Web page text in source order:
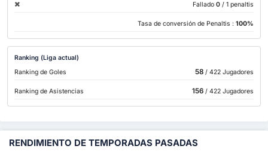
Fallado 0 / 1 penaltis
Tasa de conversión de Penaltis : 100%
Ranking (Liga actual)
Ranking de Goles
58/ 422 Jugadores
Ranking de Asistencias 156/ 422 Jugadores
RENDIMIENTO DE TEMPORADAS PASADAS